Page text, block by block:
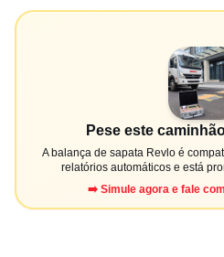
Pese este
A balança de sapata Revlo é
relatórios automáticos e está
➡️ Simule agora e fale